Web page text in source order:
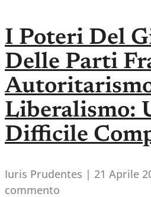
I Poteri Del
Delle Parti
Liberalismo:
Difficile
Iuris Prudentes 21 Aprile
commento